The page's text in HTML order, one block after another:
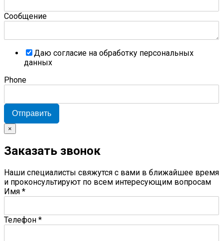
Сообщение
Даю согласие на обработку персональных
данных
Phone
Отправить
×
Заказать звонок
Наши специалисты свяжутся с вами в ближайшее время
и проконсультируют по всем интересующим вопросам
Имя *
Телефон *